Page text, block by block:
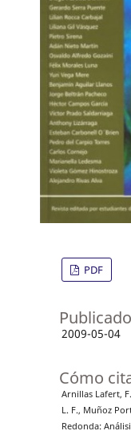
PDF
Publicado
2009-05-04
Cómo
Arnillas Lafert,
L. F., Muñoz
Redonda: